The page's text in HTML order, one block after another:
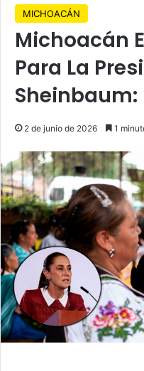
MICHOACÁN
Michoacán
Para La
2 de junio de 2026 1